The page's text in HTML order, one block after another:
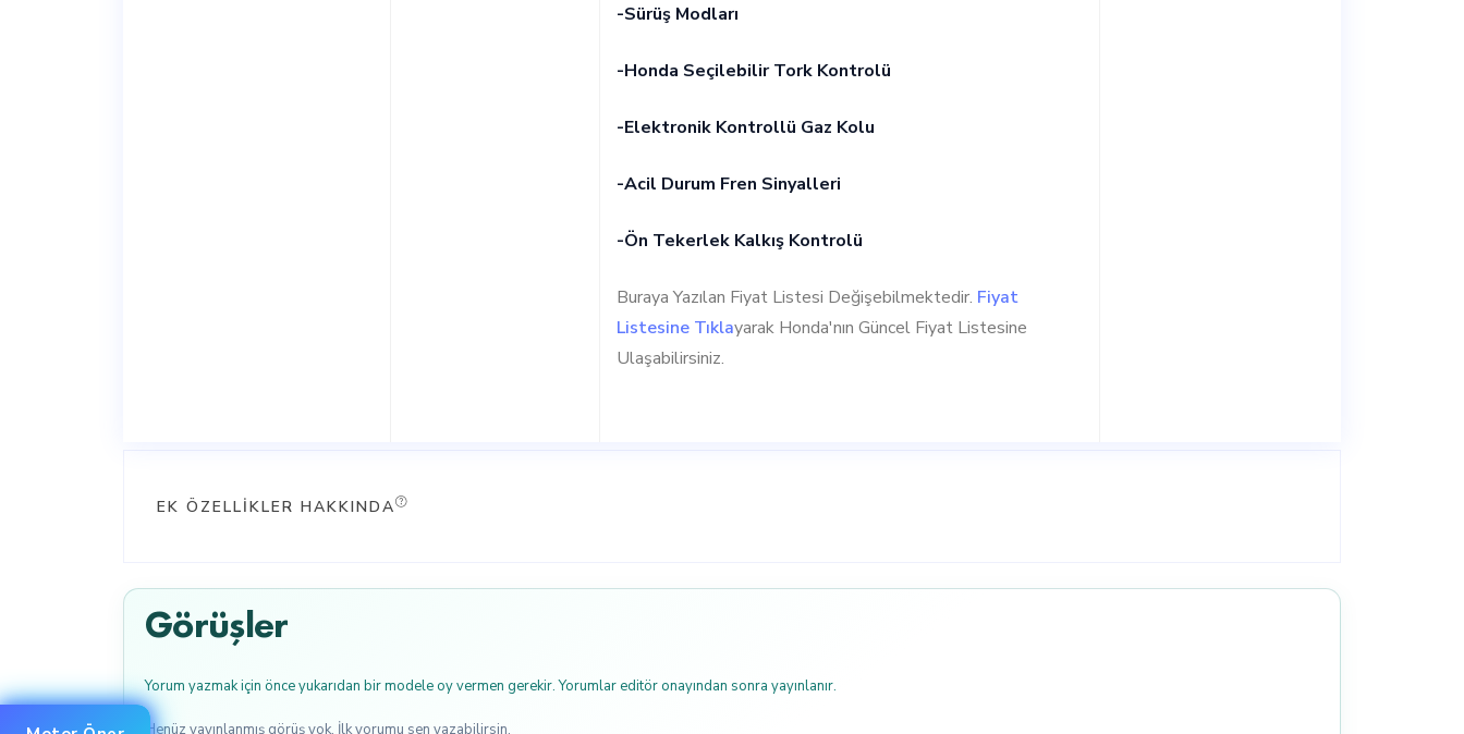
-Sürüş Modları
-Honda Seçilebilir Tork Kontrolü
-Elektronik Kontrollü Gaz Kolu
-Acil Durum Fren Sinyalleri
-Ön Tekerlek Kalkış Kontrolü
Buraya Yazılan Fiyat Listesi Değişebilmektedir. Fiyat
Listesine Tıklayarak Honda'nın Güncel Fiyat Listesine
Ulaşabilirsiniz.
EK ÖZELLIKLER HAKKINDA
Görüşler
Yorum yazmak için önce yukarıdan bir modele oy vermen gerekir. Yorumlar editör onayından sonra yayınlanır.
Henüz yayınlanmış görüş yok. İlk yorumu sen yazabilirsin.